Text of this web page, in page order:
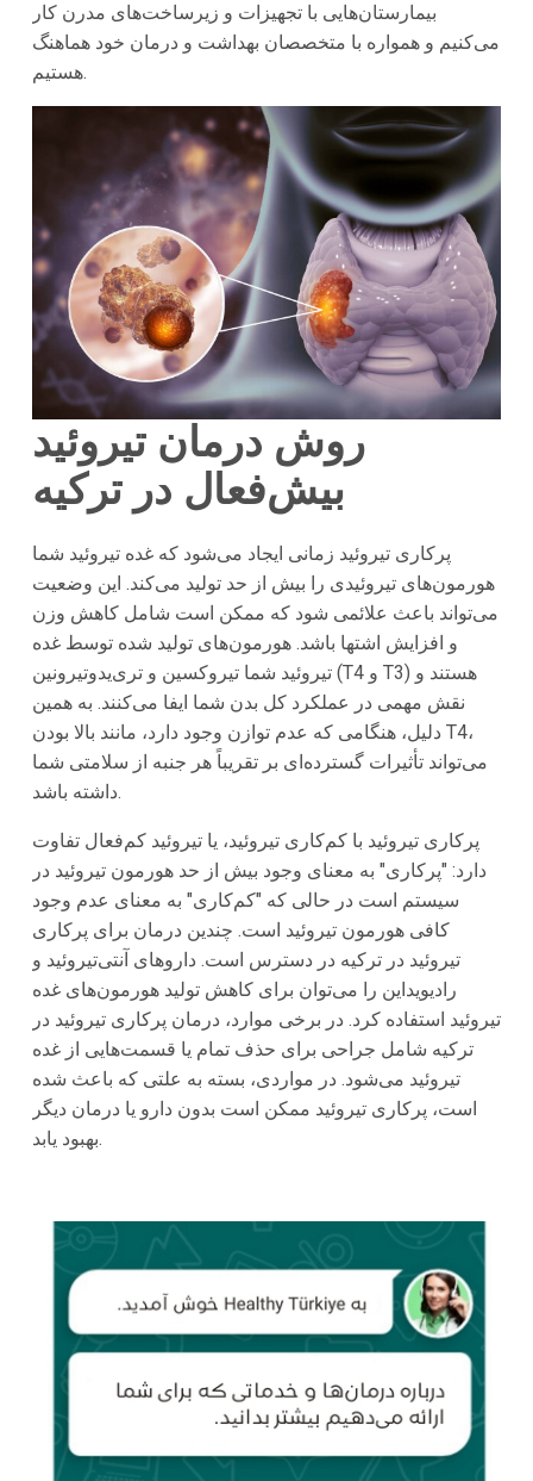
بیمارستان‌هایی با تجهیزات و زیرساخت‌های مدرن کار
می‌کنیم و همواره با متخصصان بهداشت و درمان خود هماهنگ
هستیم.
روش درمان تیروئید
بیش‌فعال درترکیه
پرکاری تیروئید زمانی ایجاد می‌شود که غده تیروئید شما
هورمون‌های تیروئیدی را بیش از حد تولید می‌کند. این وضعیت
می‌تواند باعث علائمی شود که ممکن است شامل کاهش وزن
و افزایش اشتها باشد. هورمون‌های تولید شده توسط غده
تیروئید شما تیروکسین و تری‌یدوتیرونین (T4 و T3) هستند و
نقش مهمی در عملکرد کل بدن شما ایفا می‌کنند. به همین
دلیل، هنگامی که عدم توازن وجود دارد، مانند بالا بودن T4،
می‌تواند تأثیرات گسترده‌ای بر تقریباً هر جنبه از سلامتی شما
داشته باشد.
پرکاری تیروئید با کم‌کاری تیروئید، یا تیروئید کم‌فعال تفاوت
دارد: "پرکاری" به معنای وجود بیش از حد هورمون تیروئید در
سیستم است در حالی که "کم‌کاری" به معنای عدم وجود
کافی هورمون تیروئید است. چندین درمان برای پرکاری
تیروئید در ترکیه در دسترس است. داروهای آنتی‌تیروئید و
رادیویداین را می‌توان برای کاهش تولید هورمون‌های غده
تیروئید استفاده کرد. در برخی موارد، درمان پرکاری تیروئید در
ترکیه شامل جراحی برای حذف تمام یا قسمت‌هایی از غده
تیروئید می‌شود. در مواردی، بسته به علتی که باعث شده
است، پرکاری تیروئید ممکن است بدون دارو یا درمان دیگر
بهبود یابد.